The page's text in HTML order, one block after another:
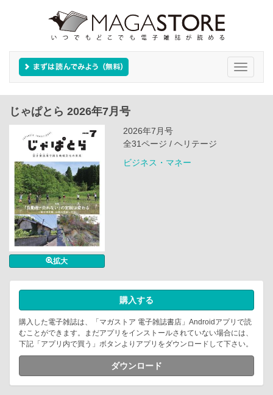
Toggle
じゃぱとら 2026年7月号
拡大
2026年7月号
全31ページ / ヘリテージ
ビジネス・マネー
購入する
購入した電子雑誌は、「マガストア 電子雑誌書店」Androidアプリで読
むことができます。まだアプリをインストールされていない場合には、
下記「アプリ内で買う」ボタンよりアプリをダウンロードして下さい。
ダウンロード